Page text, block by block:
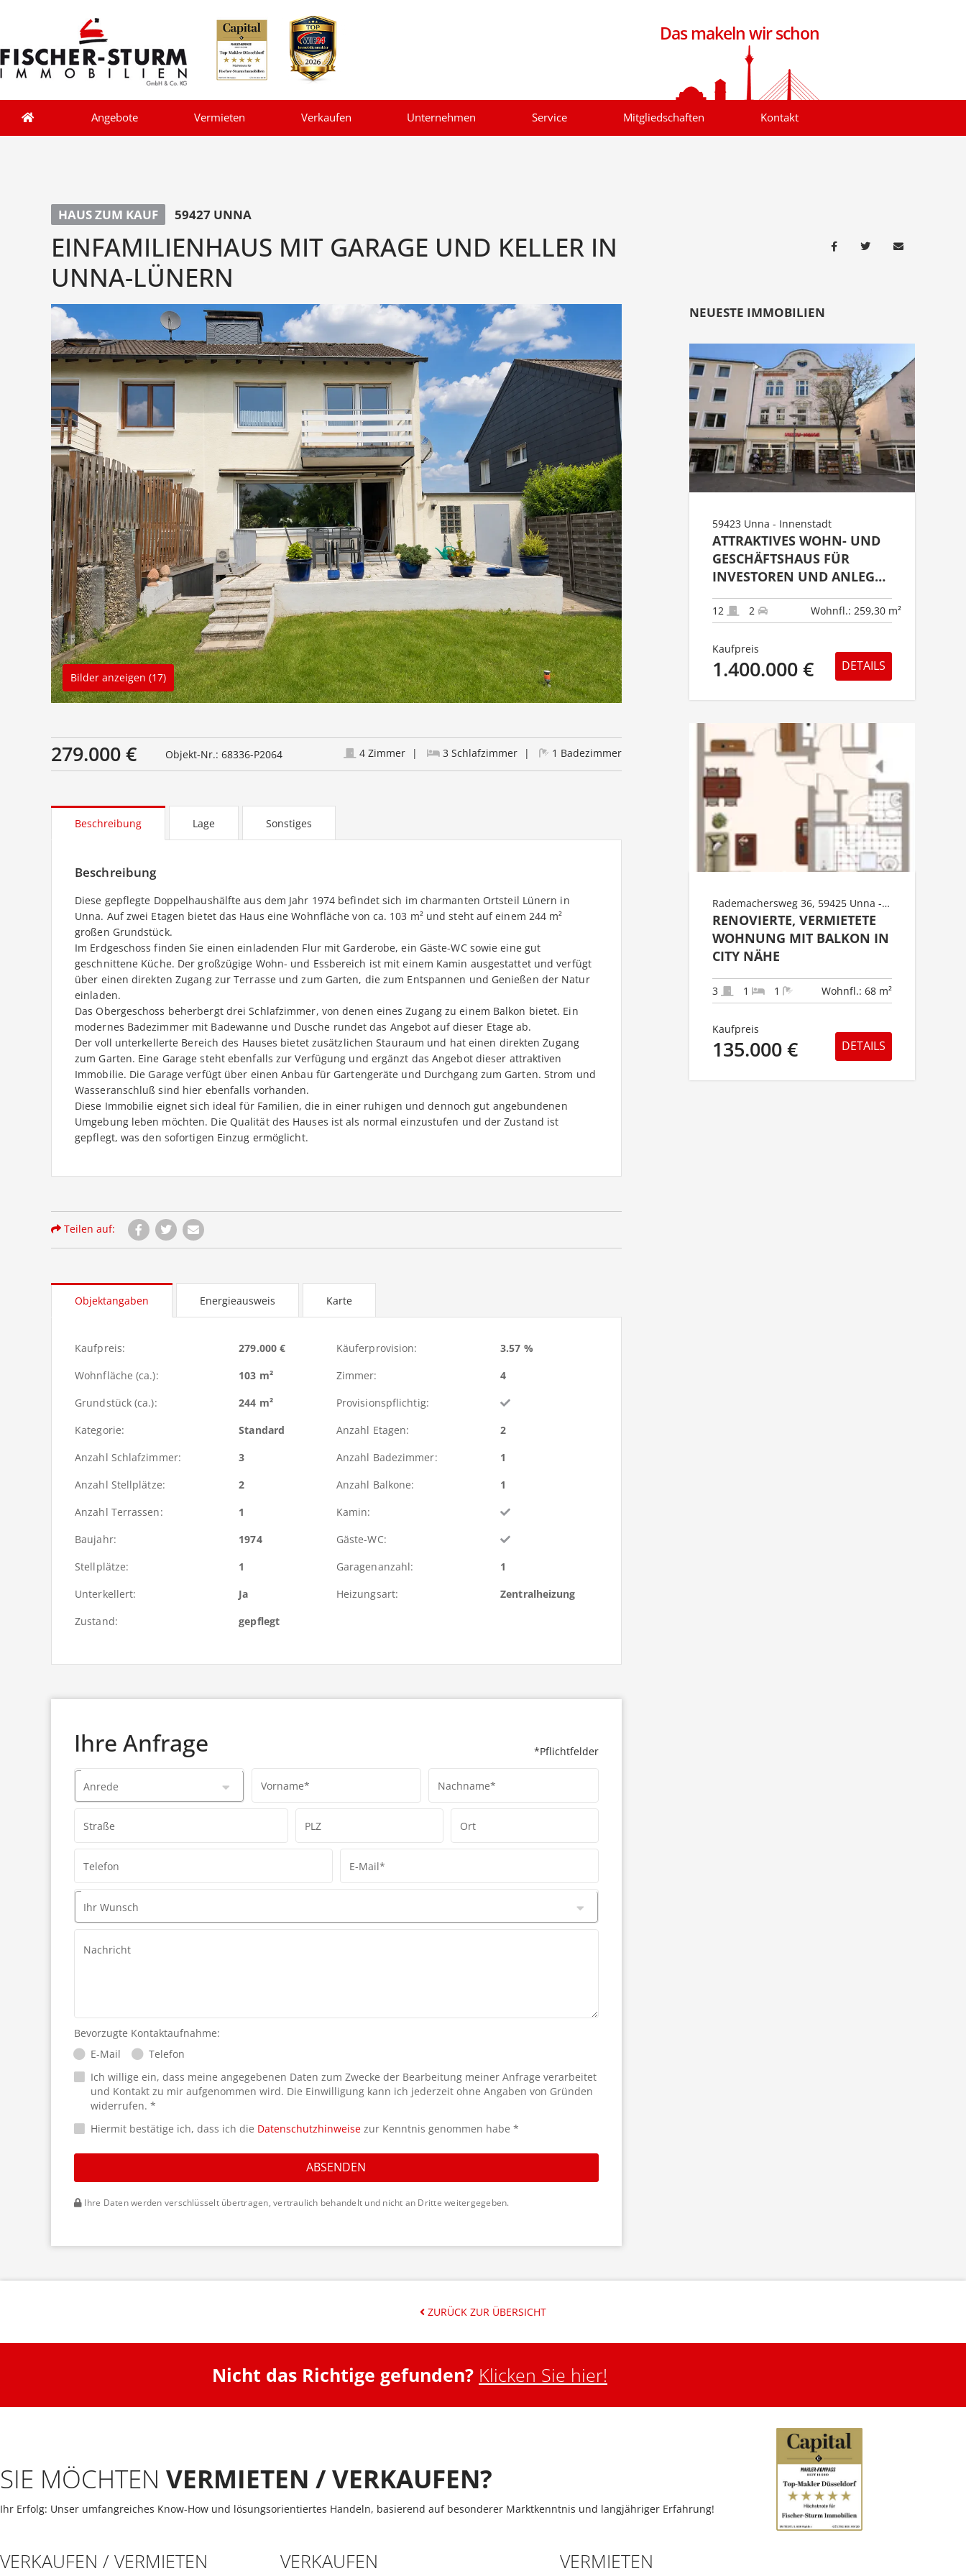
Das makeln wir schon
Angebote Vermieten Verkaufen Unternehmen Service Mitgliedschaften Kontakt
HAUS ZUM KAUF 59427 UNNA
EINFAMILIENHAUS MIT GARAGE UND KELLER IN
UNNA-LÜNERN
Bilder anzeigen (17)
279.000 € Objekt-Nr.: 68336-P2064 4 Zimmer 3 Schlafzimmer 1 Badezimmer
Beschreibung Lage Sonstiges
Beschreibung
Diese gepflegte Doppelhaushälfte aus dem Jahr 1974 befindet sich im charmanten Ortsteil Lünern in
Unna. Auf zwei Etagen bietet das Haus eine Wohnfläche von ca. 103 m² und steht auf einem 244 m²
großen Grundstück.
Im Erdgeschoss finden Sie einen einladenden Flur mit Garderobe, ein Gäste-WC sowie eine gut
geschnittene Küche. Der großzügige Wohn- und Essbereich ist mit einem Kamin ausgestattet und verfügt
über einen direkten Zugang zur Terrasse und zum Garten, die zum Entspannen und Genießen der Natur
einladen.
Das Obergeschoss beherbergt drei Schlafzimmer, von denen eines Zugang zu einem Balkon bietet. Ein
modernes Badezimmer mit Badewanne und Dusche rundet das Angebot auf dieser Etage ab.
Der voll unterkellerte Bereich des Hauses bietet zusätzlichen Stauraum und hat einen direkten Zugang
zum Garten. Eine Garage steht ebenfalls zur Verfügung und ergänzt das Angebot dieser attraktiven
Immobilie. Die Garage verfügt über einen Anbau für Gartengeräte und Durchgang zum Garten. Strom und
Wasseranschluß sind hier ebenfalls vorhanden.
Diese Immobilie eignet sich ideal für Familien, die in einer ruhigen und dennoch gut angebundenen
Umgebung leben möchten. Die Qualität des Hauses ist als normal einzustufen und der Zustand ist
gepflegt, was den sofortigen Einzug ermöglicht.
Teilen auf:
Objektangaben Energieausweis Karte
Kaufpreis: 279.000 € Käuferprovision:
3.57 %
Wohnfläche (ca.):
103 m² Zimmer:
4
Grundstück (ca.):
244 m²
Provisionspflichtig:
Kategorie:
Standard Anzahl Etagen:
2
Anzahl Schlafzimmer:
3 Anzahl Badezimmer:
1
Anzahl Stellplätze:
2 Anzahl Balkone:
1
Anzahl Terrassen:
1
Kamin:
Baujahr:
1974
Gäste-WC:
Stellplätze:
1 Garagenanzahl:
1
Unterkellert:
Ja Heizungsart:
Zentralheizung
Zustand:
gepflegt
*Pflichtfelder
Ihre Anfrage
Anrede Vorname* Nachname*
Straße PLZ Ort
Telefon E-Mail*
Ihr Wunsch
Nachricht
Bevorzugte Kontaktaufnahme:
E-Mail
Telefon
Ich willige ein, dass meine angegebenen Daten zum Zwecke der Bearbeitung meiner Anfrage verarbeitet
und Kontakt zu mir aufgenommen wird. Die Einwilligung kann ich jederzeit ohne Angaben von Gründen
widerrufen. *
Hiermit bestätige ich, dass ich die Datenschutzhinweise zur Kenntnis genommen habe *
ABSENDEN
Ihre Daten werden verschlüsselt übertragen, vertraulich behandelt und nicht an Dritte weitergegeben.
NEUESTE IMMOBILIEN
59423 Unna - Innenstadt
ATTRAKTIVES WOHN- UND
GESCHÄFTSHAUS FÜR
INVESTOREN UND ANLEGER
IN UNNA
12 2 Wohnfl.: 259,30 m²
Kaufpreis
1.400.000 € DETAILS
Rademachersweg 36, 59425 Unna - sonstige
RENOVIERTE, VERMIETETE
WOHNUNG MIT BALKON IN
CITY NÄHE
3 1 1 Wohnfl.: 68 m²
Kaufpreis
135.000 € DETAILS
ZURÜCK ZUR ÜBERSICHT
Nicht das Richtige gefunden? Klicken Sie hier!
SIE MÖCHTEN VERMIETEN / VERKAUFEN?
Ihr Erfolg: Unser umfangreiches Know-How und lösungsorientiertes Handeln, basierend auf besonderer Marktkenntnis und langjähriger Erfahrung!
VERKAUFEN / VERMIETEN VERKAUFEN VERMIETEN